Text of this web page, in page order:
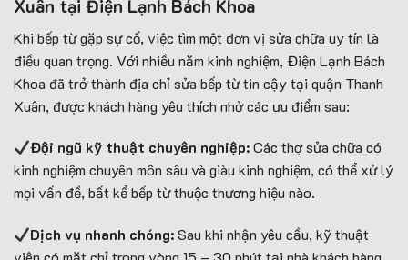
Xuân tại Điện Lạnh Bách Khoa
Khi bếp từ gặp sự cố, việc tìm một đơn vị sửa chữa uy tín là
điều quan trọng. Với nhiều năm kinh nghiệm, Điện Lạnh Bách
Khoa đã trở thành địa chỉ sửa bếp từ tin cậy tại quận Thanh
Xuân, được khách hàng yêu thích nhờ các ưu điểm sau:
Đội ngũ kỹ thuật chuyên nghiệp:Các thợ sửa chữa có
kinh nghiệm chuyên môn sâu và giàu kinh nghiệm, có thể xử lý
mọi vấn đề, bất kể bếp từ thuộc thương hiệu nào.
Dịch vụ nhanh chóng:Sau khi nhận yêu cầu, kỹ thuật